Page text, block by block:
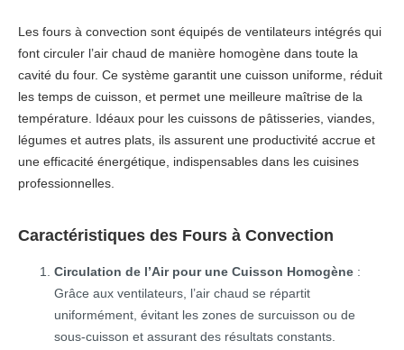
Les fours à convection sont équipés de ventilateurs intégrés qui
font circuler l’air chaud de manière homogène dans toute la
cavité du four. Ce système garantit une cuisson uniforme, réduit
les temps de cuisson, et permet une meilleure maîtrise de la
température. Idéaux pour les cuissons de pâtisseries, viandes,
légumes et autres plats, ils assurent une productivité accrue et
une efficacité énergétique, indispensables dans les cuisines
professionnelles.
Caractéristiques des Fours à Convection
Circulation de l’Air pour une Cuisson Homogène :
Grâce aux ventilateurs, l’air chaud se répartit
uniformément, évitant les zones de surcuisson ou de
sous-cuisson et assurant des résultats constants.